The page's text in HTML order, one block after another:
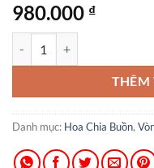
980.000 ₫
THÊM
Danh mục: Hoa Chia Buồn,